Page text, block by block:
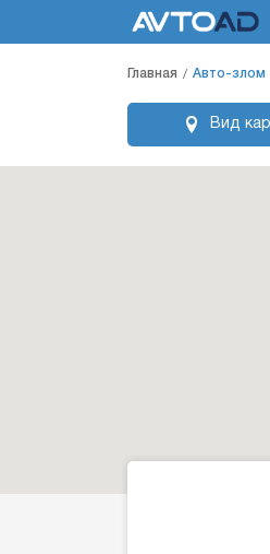
Главная Авто-злом
Вид